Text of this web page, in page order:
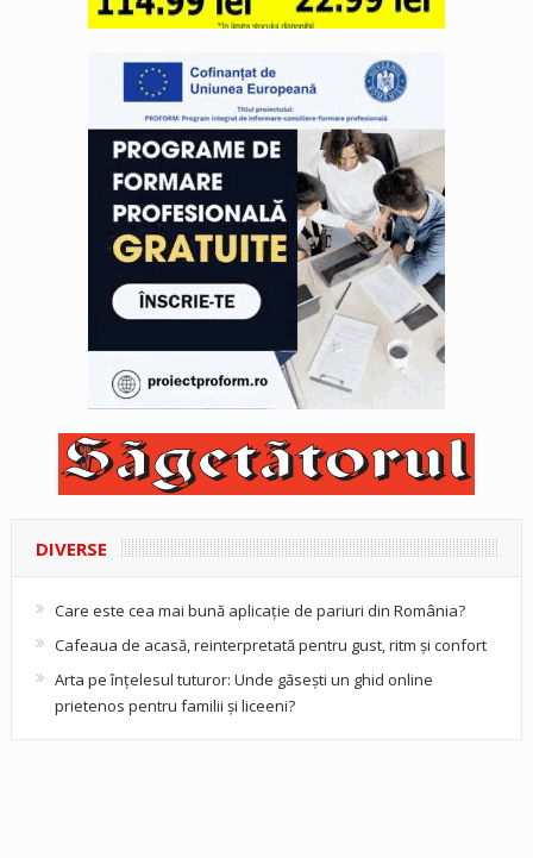
DIVERSE
Care este cea mai bună aplicație de pariuri din România?
Cafeaua de acasă, reinterpretată pentru gust, ritm și confort
Arta pe înțelesul tuturor: Unde găsești un ghid online
prietenos pentru familii și liceeni?